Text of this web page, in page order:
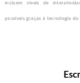
incluem níveis de
possíveis graças à tecnologia do